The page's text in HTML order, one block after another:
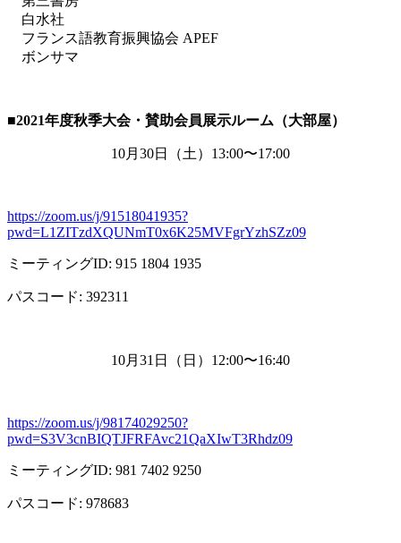
白水社
フランス語教育振興協会 APEF
ボンサマ
■2021年度秋季大会・賛助会員展示ルーム（大部屋）
10月 30日（土） 13:00〜17:00
https://zoom.us/j/91518041935?
pwd=L1ZITzdXQUNmT0x6K25MVFgrYzhSZz09
ミーティングID: 915 1804 1935
パスコード: 392311
10月 31 日（日） 12:00〜16:40
https://zoom.us/j/98174029250?
pwd=S3V3cnBIQTJFRFAvc21QaXIwT3Rhdz09
ミーティングID: 981 7402 9250
パスコード: 978683